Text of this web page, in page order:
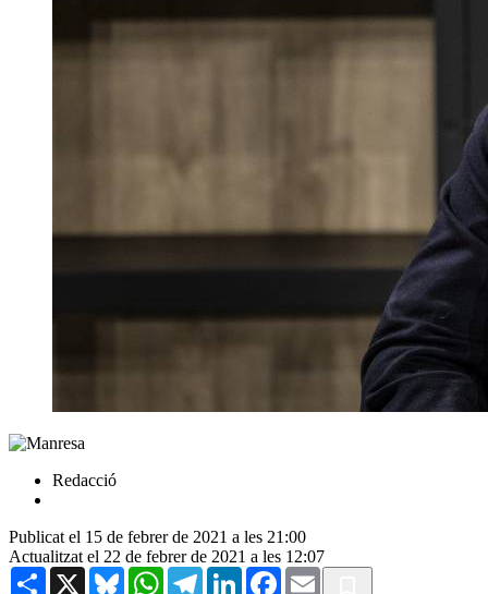
Redacció
Publicat el 15 de febrer de 2021 a les 21:00
Actualitzat el 22 de febrer de 2021 a les 12:07
Share X BlueskyWhatsAppTelegramLinkedInFacebook
Email